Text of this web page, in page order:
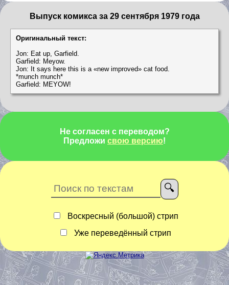
Выпуск комикса за 29 сентября 1979 года
Оригинальный текст:
Jon: Eat up, Garfield.
Garfield: Meyow.
Jon: It says here this is a «new improved» cat food.
*munch munch*
Garfield: MEYOW!
Не согласен с переводом?
Предложи свою версию!
Воскресный (большой) стрип
Уже переведённый стрип